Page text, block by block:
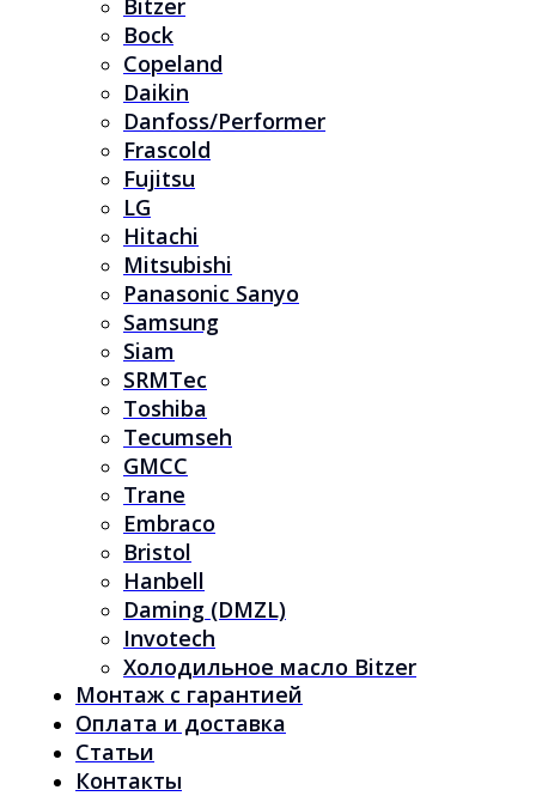
Bitzer
Bock
Copeland
Daikin
Danfoss/Performer
Frascold
Fujitsu
LG
Hitachi
Mitsubishi
Panasonic Sanyo
Samsung
Siam
SRMTec
Toshiba
Tecumseh
GMCC
Trane
Embraco
Bristol
Hanbell
Daming (DMZL)
Invotech
Холодильное масло Bitzer
Монтаж с гарантией
Оплата и доставка
Статьи
Контакты